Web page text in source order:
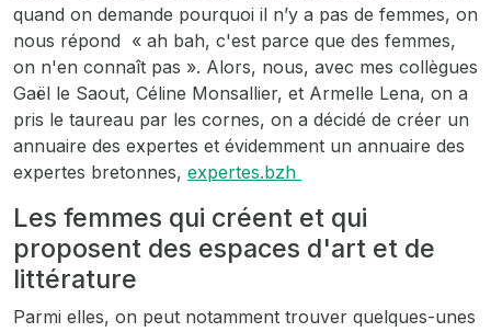
quand on demande pourquoi il n’y a pas de femmes, on
nous répond « ah bah, c'est parce que des femmes,
on n'en connaît pas ». Alors, nous, avec mes collègues
Gaël le Saout, Céline Monsallier, et Armelle Lena, on a
pris le taureau par les cornes, on a décidé de créer un
annuaire des expertes et évidemment un annuaire des
expertes bretonnes, expertes.bzh
Les femmes qui créent et qui
proposent des espaces d'art et de
littérature
Parmi elles, on peut notamment trouver quelques-unes